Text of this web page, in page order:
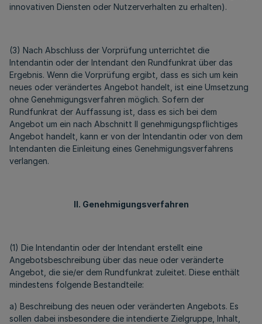
innovativen Diensten oder Nutzerverhalten zu erhalten).
(3) Nach Abschluss der Vorprüfung unterrichtet die
Intendantin oder der Intendant den Rundfunkrat über das
Ergebnis. Wenn die Vorprüfung ergibt, dass es sich um kein
neues oder verändertes Angebot handelt, ist eine Umsetzung
ohne Genehmigungsverfahren möglich. Sofern der
Rundfunkrat der Auffassung ist, dass es sich bei dem
Angebot um ein nach Abschnitt II genehmigungspflichtiges
Angebot handelt, kann er von der Intendantin oder von dem
Intendanten die Einleitung eines Genehmigungsverfahrens
verlangen.
II. Genehmigungsverfahren
(1) Die Intendantin oder der Intendant erstellt eine
Angebotsbeschreibung über das neue oder veränderte
Angebot, die sie/er dem Rundfunkrat zuleitet. Diese enthält
mindestens folgende Bestandteile:
a) Beschreibung des neuen oder veränderten Angebots. Es
sollen dabei insbesondere die intendierte Zielgruppe, Inhalt,